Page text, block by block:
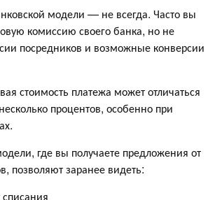
модели — не всегда. Часто вы
комиссию своего банка, но не
посредников и возможные конверсии
стоимость платежа может отличаться
процентов, особенно при
где вы получаете предложения от
позволяют заранее видеть: